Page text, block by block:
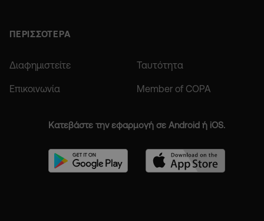
ΠΕΡΙΣΣΟΤΕΡΑ
Διαφημιστείτε Ταυτότητα
Επικοινωνία Member of COPA
Κατεβάστε την εφαρμογή σε Android ή iOS.